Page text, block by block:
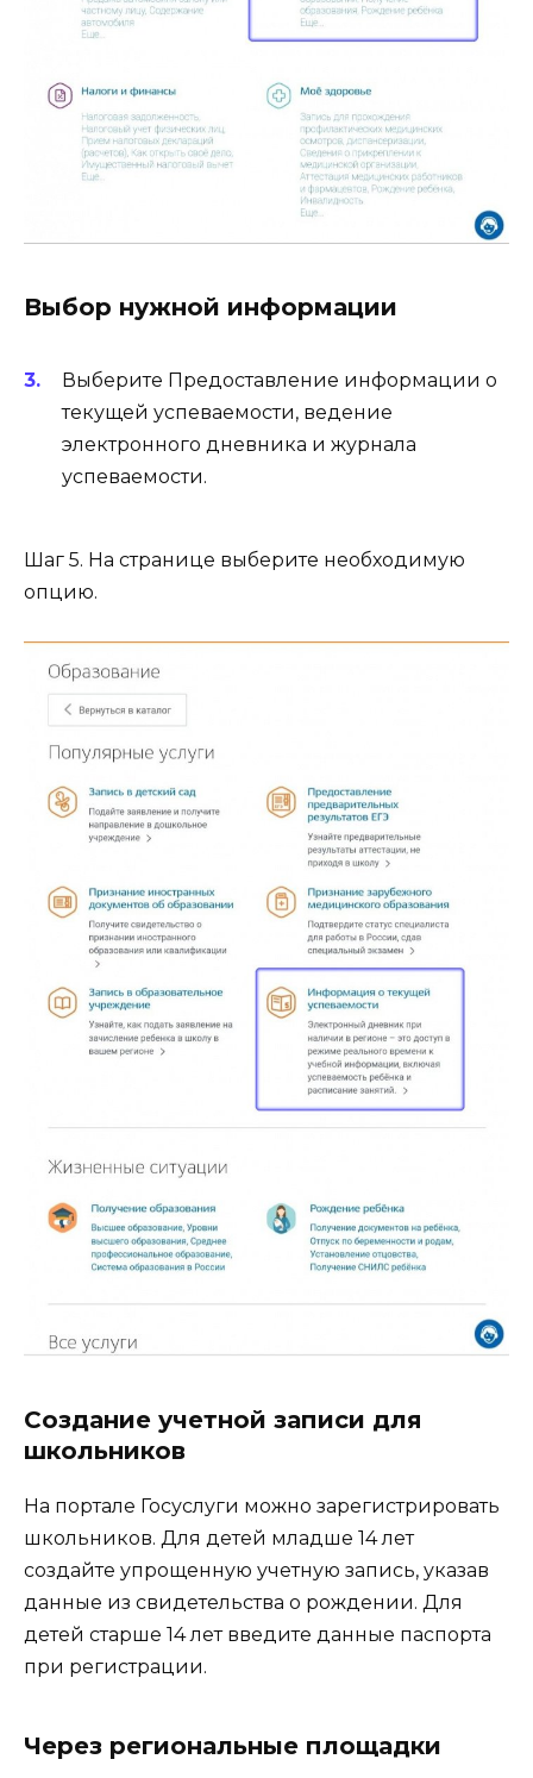
Выбор нужной информации
Выберите Предоставление информации о
текущей успеваемости, ведение
электронного дневника и журнала
успеваемости.
Шаг 5. На странице выберите необходимую
опцию.
Создание учетной записи для
школьников
На портале Госуслуги можно зарегистрировать
школьников. Для детей младше 14 лет
создайте упрощенную учетную запись, указав
данные из свидетельства о рождении. Для
детей старше 14 лет введите данные паспорта
при регистрации.
Через региональные площадки